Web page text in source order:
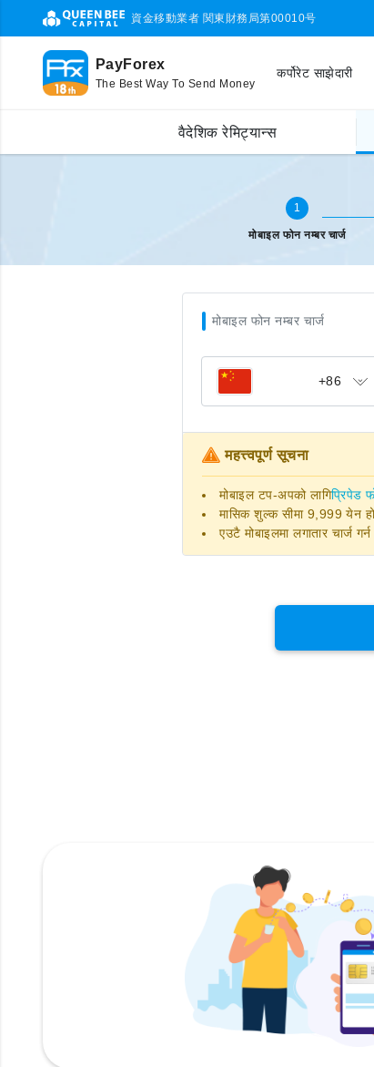
資金移動業者 関東財務局第00010号
PayForex
The Best Way To Send Money
कर्पोरेट साझेदारी
वैदेशिक रेमिट्यान्स
फोन नम्बर प्रविष्ट
1
मोबाइल फोन नम्बर चार्ज
मोबाइल फोन नम्बर चार्ज
+86
महत्त्वपूर्ण सूचना
मोबाइल टप-अपको लागिप्रिपेड
मासिक शुल्क सीमा 9,999 येन
एउटै मोबाइलमा लगातार चार्ज